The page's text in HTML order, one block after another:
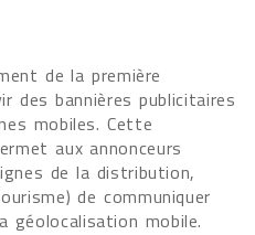
de la première
des bannières publicitaires
mobiles. Cette
aux annonceurs
de la distribution,
de communiquer
géolocalisation mobile.